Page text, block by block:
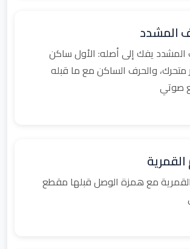
المشدد
المشدد يفك إلى أصله: الأول ساكن
متحرك، والحرف الساكن مع ما قبله
صوتي
القمرية
القمرية مع همزة الوصل قبلها مقطع